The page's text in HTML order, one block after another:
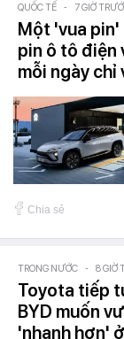
QUỐC TẾ - 7 GIỜ
Một 'vua pin'
pin ô tô điện
mỗi ngày chỉ
Chia sẻ
TRONG NƯỚC - 8 GIỜ
Toyota tiếp
BYD muốn
'nhanh hơn'